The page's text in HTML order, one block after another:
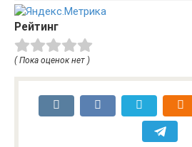
Рейтинг
( Пока оценок нет )